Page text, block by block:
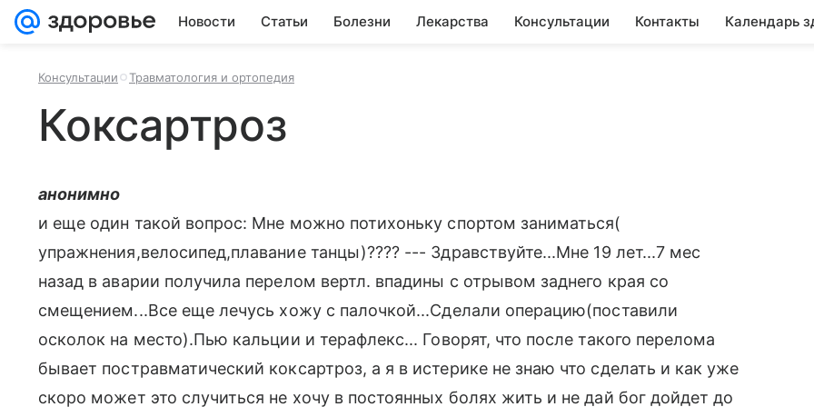
Новости Статьи Болезни Лекарства Консультации Контакты Календарь
Консультации Травматология и ортопедия
Коксартроз
анонимно
и еще один такой вопрос: Мне можно потихоньку спортом заниматься(
упражнения,велосипед,плавание танцы)???? --- Здравствуйте...Мне 19 лет...7 мес
назад в аварии получила перелом вертл. впадины с отрывом заднего края со
смещением...Все еще лечусь хожу с палочкой...Сделали операцию(поставили
осколок на место).Пью кальции и терафлекс... Говорят, что после такого перелома
бывает постравматический коксартроз, а я в истерике не знаю что сделать и как уже
скоро может это случиться не хочу в постоянных болях жить и не дай бог дойдет до